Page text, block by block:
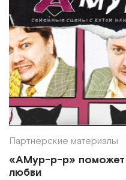
Партнерские материалы
«АМур-р-р» поможет
любви